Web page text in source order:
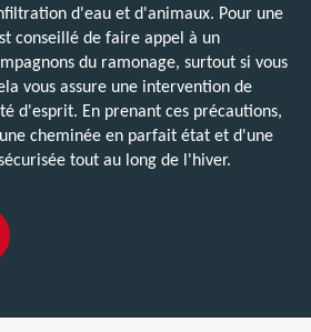
d'eau et d'animaux. Pour une
conseillé de faire appel à un
du ramonage, surtout si vous
vous assure une intervention de
d'esprit. En prenant ces précautions,
cheminée en parfait état et d'une
tout au long de l'hiver.